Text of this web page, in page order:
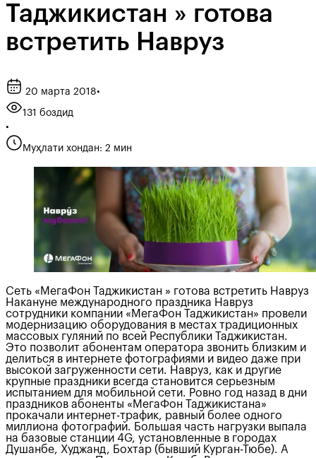
Таджикистан » готова
встретить Навруз
20 марта 2018•
131 боздид
•
Муҳлати хондан: 2 мин
Сеть «МегаФон Таджикистан » готова встретить Навруз
Накануне международного праздника Навруз
сотрудники компании «МегаФон Таджикистан» провели
модернизацию оборудования в местах традиционных
массовых гуляний по всей Республики Таджикистан.
Это позволит абонентам оператора звонить близким и
делиться в интернете фотографиями и видео даже при
высокой загруженности сети. Навруз, как и другие
крупные праздники всегда становится серьезным
испытанием для мобильной сети. Ровно год назад в дни
праздников абоненты «МегаФон Таджикистана»
прокачали интернет-трафик, равный более одного
миллиона фотографий. Большая часть нагрузки выпала
на базовые станции 4G, установленные в городах
Душанбе, Худжанд, Бохтар (бывший Курган-Тюбе). А